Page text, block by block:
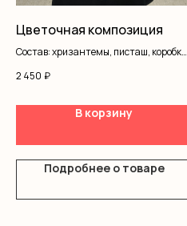
Цветочная композиция
Состав: хризантемы, писташ, коробка,
2 450 ₽
В корзину
Подробнее о товаре